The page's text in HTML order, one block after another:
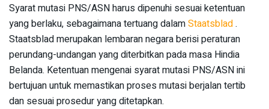
Syarat mutasi PNS/ASN harus dipenuhi sesuai ketentuan
yang berlaku, sebagaimana tertuang dalamStaatsblad.
Staatsblad merupakan lembaran negara berisi peraturan
perundang-undangan yang diterbitkan pada masa Hindia
Belanda. Ketentuan mengenai syarat mutasi PNS/ASN ini
bertujuan untuk memastikan proses mutasi berjalan tertib
dan sesuai prosedur yang ditetapkan.